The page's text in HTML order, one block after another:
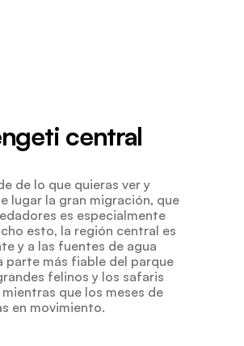
central
de lo que quieras ver y
lugar la gran migración, que
es especialmente
esto, la región central es
y a las fuentes de agua
parte más fiable del parque
felinos y los safaris
que los meses de
en movimiento.